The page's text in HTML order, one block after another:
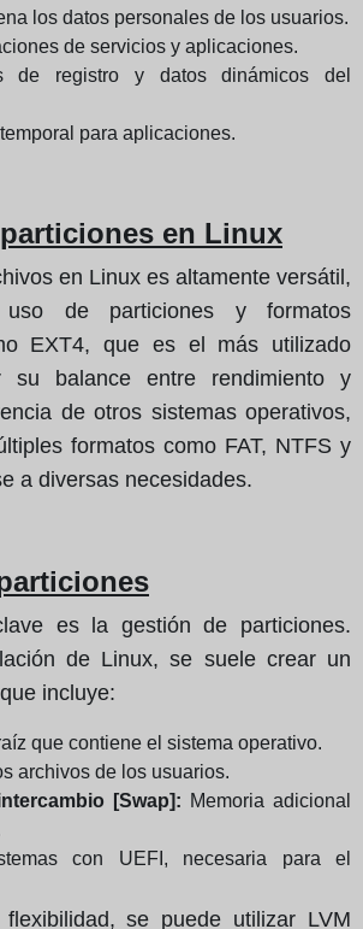
los datos personales de los usuarios.
de servicios y aplicaciones.
de registro y datos dinámicos del
para aplicaciones.
en Linux
en Linux es altamente versátil,
uso de particiones y formatos
EXT4, que es el más utilizado
su balance entre rendimiento y
de otros sistemas operativos,
formatos como FAT, NTFS y
a diversas necesidades.
es la gestión de particiones.
de Linux, se suele crear un
incluye:
que contiene el sistema operativo.
archivos de los usuarios.
[Swap]: Memoria adicional
con UEFI, necesaria para el
se puede utilizar LVM